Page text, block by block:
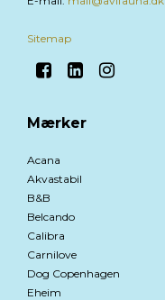
Sitemap
Mærker
Acana
Akvastabil
B&B
Belcando
Calibra
Carnilove
Dog Copenhagen
Eheim